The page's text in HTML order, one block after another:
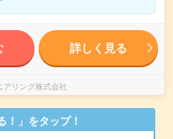
詳しく見る
リング株式会社
」をタップ！